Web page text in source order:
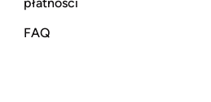
płatności
FAQ